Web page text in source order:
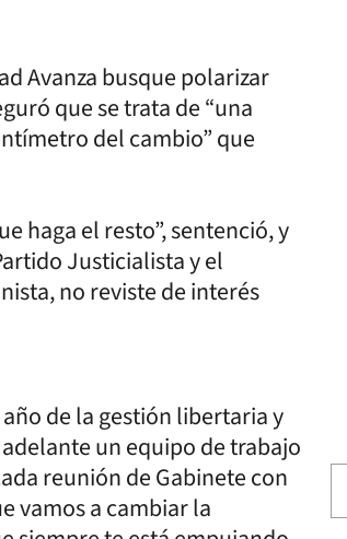
Avanza busque polarizar
que se trata de “una
del cambio” que
haga el resto”, sentenció, y
Justicialista y el
no reviste de interés
de la gestión libertaria y
un equipo de trabajo
reunión de Gabinete con
vamos a cambiar la